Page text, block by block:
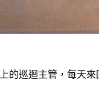
的巡迴主管，每天